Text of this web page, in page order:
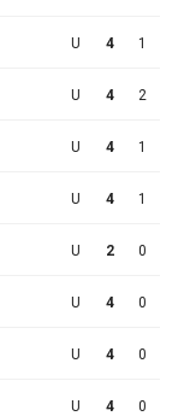
U 4 1
U 4 2
U 4 1
U 4 1
U 2 0
U 4 0
U 4 0
U 4 0